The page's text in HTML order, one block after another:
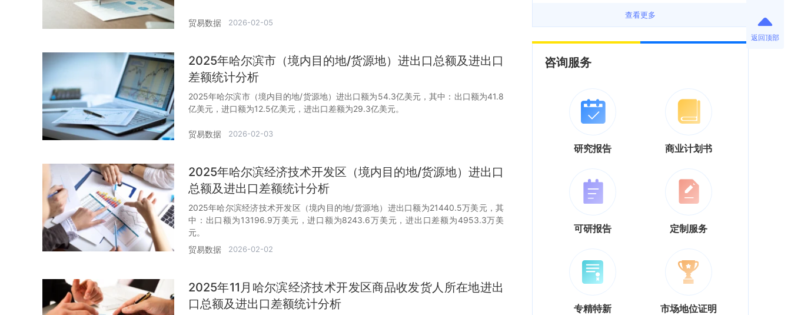
贸易数据 2026-02-05
2025年哈尔滨市（境内目的地/货源地）进出口总额及进出口
差额统计分析
2025年哈尔滨市（境内目的地/货源地）进出口额为54.3亿美元，其中：出口额为41.8
亿美元，进口额为12.5亿美元，进出口差额为29.3亿美元。
贸易数据 2026-02-03
2025年哈尔滨经济技术开发区（境内目的地/货源地）进出口
总额及进出口差额统计分析
2025年哈尔滨经济技术开发区（境内目的地/货源地）进出口额为21440.5万美元，其
中：出口额为13196.9万美元，进口额为8243.6万美元，进出口差额为4953.3万美
元。
贸易数据
2026-02-02
2025年11月哈尔滨经济技术开发区商品收发货人所在地进出
口总额及进出口差额统计分析
查看更多
咨询服务
研究报告 商业计划书
可研报告 定制服务
专精特新 市场地位证明
返回顶部